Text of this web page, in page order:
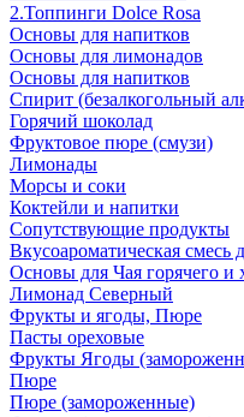
2.Топпинги Dolce Rosa
Основы для напитков
Основы для лимонадов
Основы для напитков
Спирит (безалкогольный
Горячий шоколад
Фруктовое пюре (смузи)
Лимонады
Морсы и соки
Коктейли и напитки
Сопутствующие продукты
Вкусоароматическая смесь
Основы для Чая горячего и
Лимонад Северный
Фрукты и ягоды, Пюре
Пасты ореховые
Фрукты Ягоды
Пюре
Пюре (замороженные)